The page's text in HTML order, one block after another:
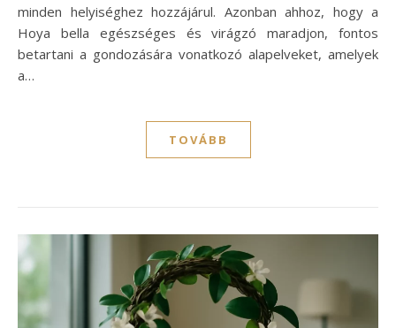
minden helyiséghez hozzájárul. Azonban ahhoz, hogy a
Hoya bella egészséges és virágzó maradjon, fontos
betartani a gondozására vonatkozó alapelveket, amelyek
a…
TOVÁBB